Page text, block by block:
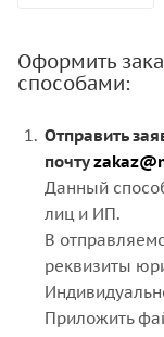
Оформить
способами:
Отправить
почту
Данный
лиц и ИП.
В
реквизиты
Приложить